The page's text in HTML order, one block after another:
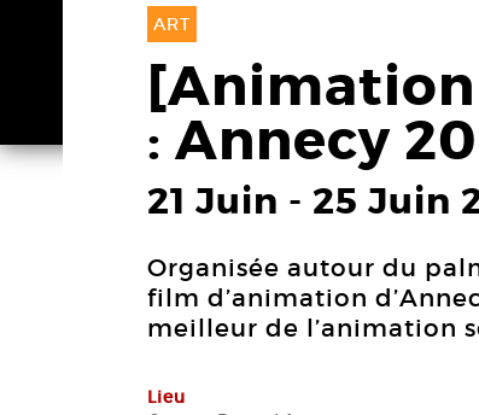
ART
: Annecy
21 Juin - 25 Juin
Organisée autour du
film d’animation
meilleur de l’animation
Lieu